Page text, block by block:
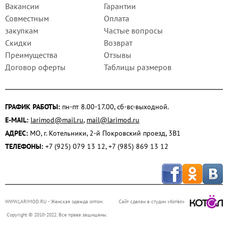
Вакансии
Совместным
закупкам
Скидки
Преимущества
Договор оферты
Гарантии
Оплата
Частые вопросы
Возврат
Отзывы
Таблицы размеров
ГРАФИК РАБОТЫ: пн-пт 8.00-17.00, сб-вс-выходной.
E-MAIL: larimod@mail.ru, mail@larimod.ru
АДРЕС: МО, г. Котельники, 2-й Покровский проезд, 3В1
ТЕЛЕФОНЫ: +7 (925) 079 13 12, +7 (985) 869 13 12
Сайт сделан в студии «Котёл»
WWW.LARIMOD.RU - Женская одежда оптом.
Copyright © 2010-2022. Все права защищены.